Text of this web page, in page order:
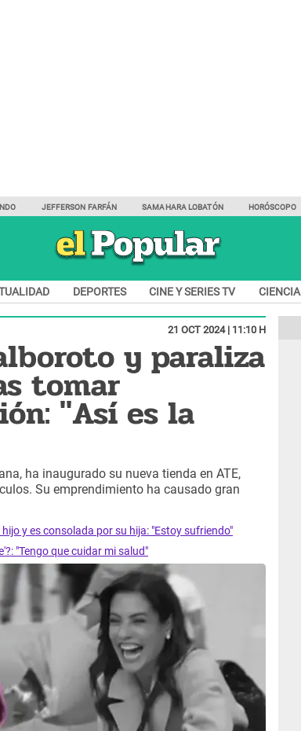
JEFFERSON FARFÁN SAMAHARA LOBATÓN HORÓSCOPO
DEPORTES CINE Y SERIES TV CIENCIA
21 OCT 2024 | 11:10 H
y paraliza
tomar
"Así es la
ha inaugurado su nueva tienda en ATE,
Su emprendimiento ha causado gran
y es consolada por su hija: "Estoy sufriendo"
"Tengo que cuidar mi salud"